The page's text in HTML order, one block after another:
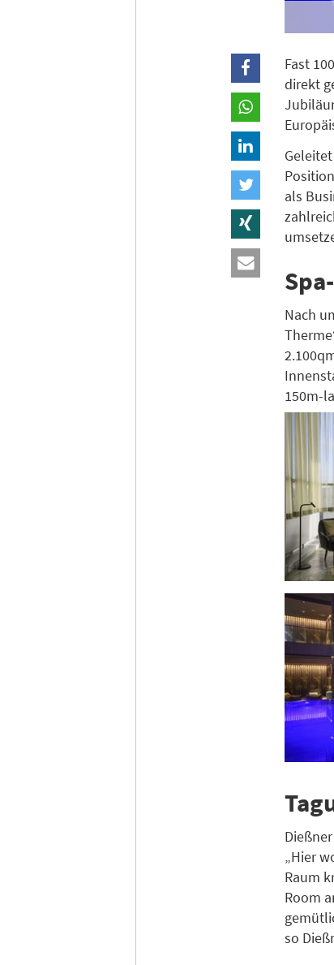
Fast
direkt
als
Nach
150m-
„Hier
Raum
Room
so